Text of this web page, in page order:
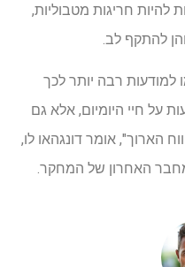
להיות חריגות מטבוליות,
להתקף לב.
למודעות רבה יותר לכך
על חיי היומיום, אלא גם
הארוך", אומר דונגהאו לו,
האחרון של המחקר.